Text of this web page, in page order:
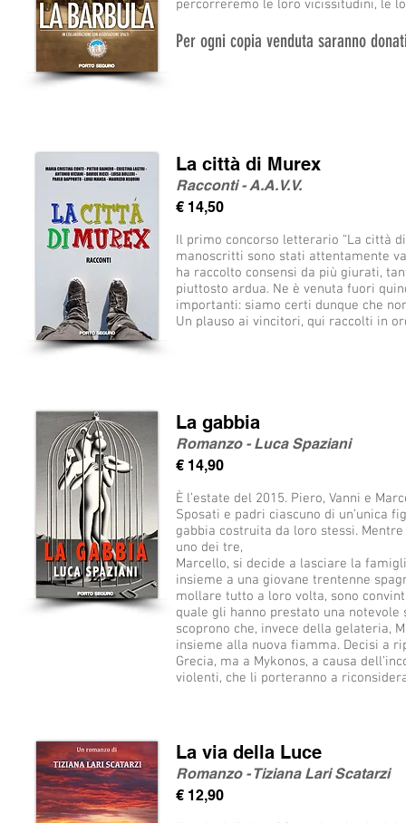
percorreremo le loro vicissitudini, le
Per ogni copia venduta saranno
La città di Murex
Racconti - A.A.V.V.
Il primo concorso letterario “La città
manoscritti sono stati attentamente
ha raccolto consensi da più giurati,
piuttosto ardua. Ne è venuta fuori
importanti: siamo certi dunque che
Un plauso ai vincitori, qui raccolti in
€ 14,50
La gabbia
Romanzo - Luca Spaziani
È l’estate del 2015. Piero, Vanni e
Sposati e padri ciascuno di un’unica
gabbia costruita da loro stessi.
uno dei tre,
Marcello, si decide a lasciare la
insieme a una giovane trentenne
mollare tutto a loro volta, sono
quale gli hanno prestato una
scoprono che, invece della gelateria,
insieme alla nuova fiamma. Decisi a
Grecia, ma a Mykonos, a causa
violenti, che li porteranno a
€ 14,90
La via della Luce
Romanzo - Tiziana Lari Scatarzi
€ 12,90